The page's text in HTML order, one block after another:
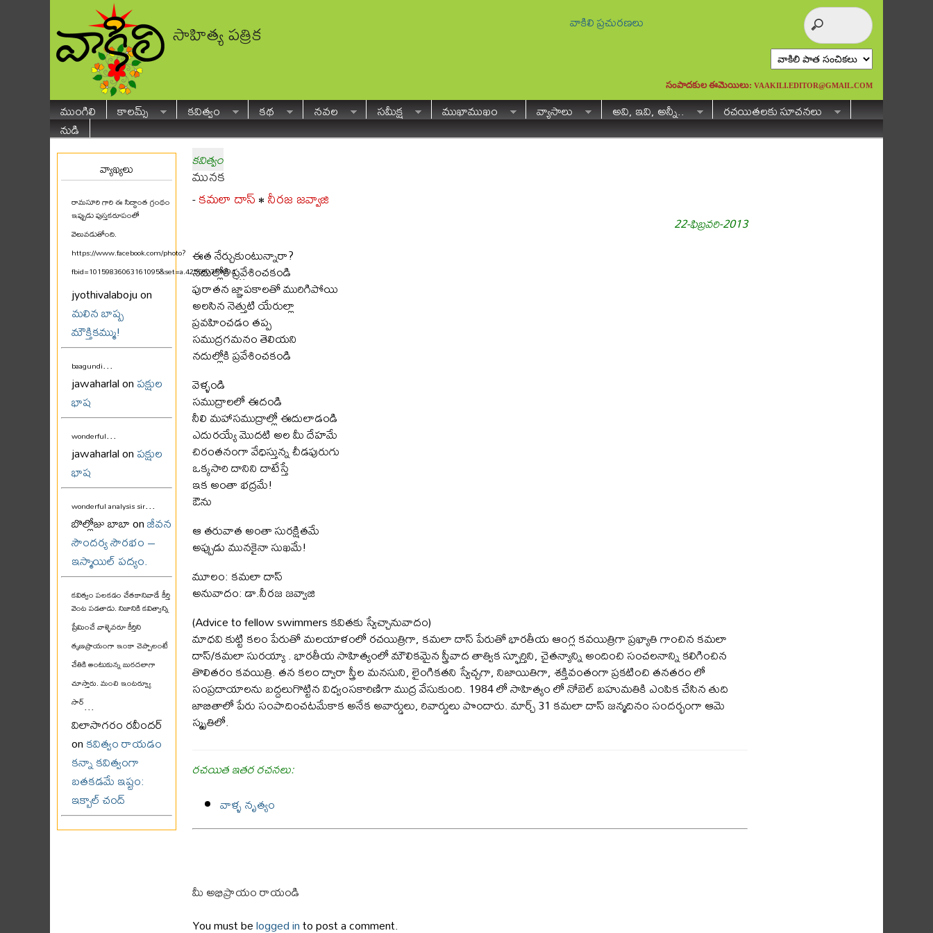
సాహిత్య పత్రిక వాకిలి ప్రచురణలు
సంపాదకుల ఈమెయిలు: VAAKILI.EDITOR@GMAIL.COM
ముంగిలి కాలమ్స్ కవిత్వం కథ నవల సమీక్ష ముఖాముఖం వ్యాసాలు అవి, ఇవి, అన్నీ..
రచయితలకు సూచనలు
నుడి
వ్యాఖ్యలు
రామసూరి గారి ఈ సిద్ధాంత గ్రంథం
ఇప్పుడు పుస్తకరూపంలో
వెలువడుతోంది.
https://www.facebook.com/photo?
fbid=10159836063161095&set=a.425580711094...
jyothivalaboju on
మలిన బాష్ప
మౌక్తికమ్ము!
baagundi...
jawaharlal onపక్షుల
భాష
wonderful...
jawaharlal onపక్షుల
భాష
wonderful analysis sir...
బొల్లోజు బాబా onజీవన
సౌందర్య సౌరభం –
ఇస్మాయిల్ పద్యం.
కవిత్వం పలకడం చేతకానివాడే కీర్తి
వెంట పడతాడు. నిజానికి కవిత్వాన్ని
ప్రేమించే వాళ్ళెవరూ కీర్తిని
తృణప్రాయంగా ఇంకా చెప్పాలంటే
చేతికి అంటుకున్న బురదలాగా
చూస్తారు. మంచి ఇంటర్వ్యూ
సార్...
విలాసాగరం రవీందర్
onకవిత్వం రాయడం
కన్నా కవిత్వంగా
బతకడమే ఇష్టం:
ఇక్బాల్ చంద్
కవిత్వం
మునక
-కమలా దాస్•నీరజ జవ్వాజి
22-ఫిబ్రవరి-2013
ఈత నేర్చుకుంటున్నారా?
నదుల్లోకి ప్రవేశించకండి
పురాతన జ్ఞాపకాలతో మురిగిపోయి
అలసిన నెత్తుటి యేరుల్లా
ప్రవహించడం తప్ప
సముద్రగమనం తెలియని
నదుల్లోకి ప్రవేశించకండి
వెళ్ళండి
సముద్రాలలో ఈదండి
నీలి మహాసముద్రాల్లో ఈదులాడండి
ఎదురయ్యే మొదటి అల మీ దేహమే
చిరంతనంగా వేధిస్తున్న చీడపురుగు
ఒక్కసారి దానిని దాటేస్తే
ఇక అంతా భద్రమే!
ఔను
ఆ తరువాత అంతా సురక్షితమే
అప్పుడు మునకైనా సుఖమే!
మూలం: కమలా దాస్
అనువాదం: డా.నీరజ జవ్వాజి
(Advice to fellow swimmers కవితకు స్వేచ్చానువాదం)
మాధవి కుట్టి కలం పేరుతో మలయాళంలో రచయిత్రిగా, కమలా దాస్ పేరుతో భారతీయ ఆంగ్ల కవయిత్రిగా ప్రఖ్యాతి గాంచిన కమలా
దాస్/కమలా సురయ్యా . భారతీయ సాహిత్యంలో మౌలికమైన స్త్రీవాద తాత్విక స్ఫూర్తిని, చైతన్యాన్ని అందించి సంచలనాన్ని కలిగించిన
తొలితరం కవయిత్రి. తన కలం ద్వారా స్త్రీల మనసుని, లైంగికతని స్వేచ్చగా, నిజాయితిగా, శక్తివంతంగా ప్రకటించి తనతరం లో
సంప్రదాయాలను బద్దలుగొట్టిన విధ్వంసకారిణిగా ముద్ర వేసుకుంది. 1984 లో సాహిత్యం లో నోబెల్ బహుమతికి ఎంపిక చేసిన తుది
జాబితాలో పేరు సంపాదించటమేకాక అనేక అవార్డులు, రివార్డులు పొందారు. మార్చ్ 31 కమలా దాస్ జన్మదినం సందర్భంగా ఆమె
స్మృతిలో.
రచయిత ఇతర రచనలు:
వాళ్ళ నృత్యం
మీ అభిప్రాయం రాయండి
You must belogged into post a comment.